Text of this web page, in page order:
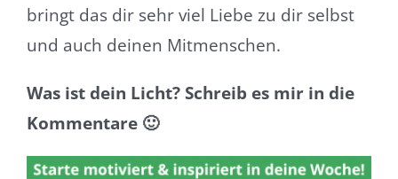
bringt das dir sehr viel Liebe zu dir selbst
und auch deinen Mitmenschen.
Was ist dein Licht? Schreib es mir in die
Kommentare 🙂